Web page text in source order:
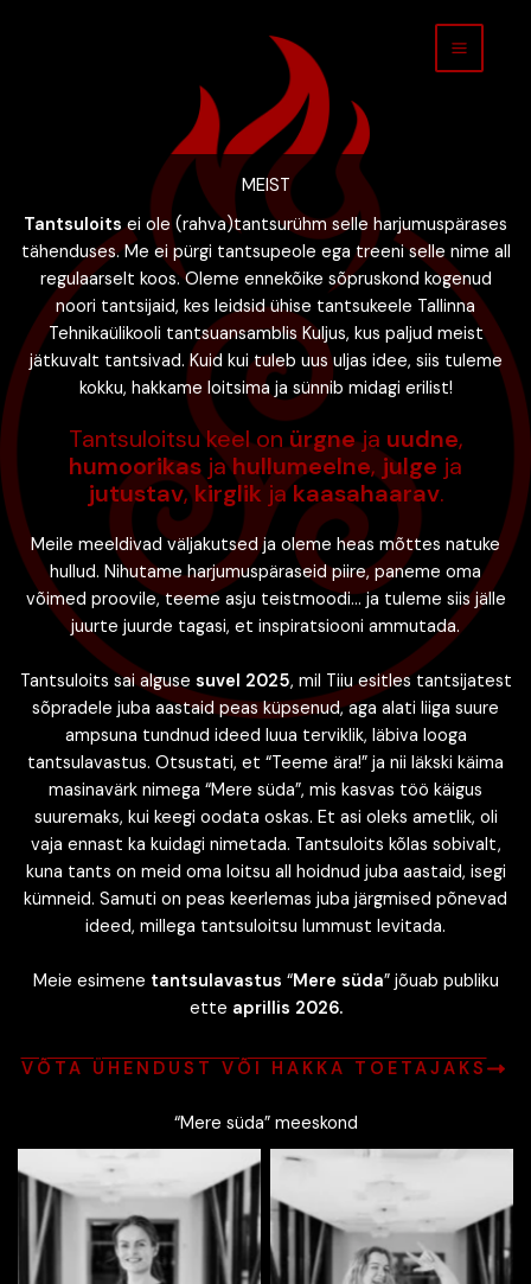
MEIST
Tantsuloitsei ole (rahva)tantsurühm selle harjumuspärases
tähenduses. Me ei pürgi tantsupeole ega treeni selle nime all
regulaarselt koos. Oleme ennekõike sõpruskond kogenud
noori tantsijaid, kes leidsid ühise tantsukeele Tallinna
Tehnikaülikooli tantsuansamblis Kuljus, kus paljud meist
jätkuvalt tantsivad. Kuid kui tuleb uus uljas idee, siis tuleme
kokku, hakkame loitsima ja sünnib midagi erilist!
Tantsuloitsu keel on ürgneja uudne,
humoorikas jahullumeelne, julge ja
jutustav,kirglikjakaasahaarav.
Meile meeldivad väljakutsed ja oleme heas mõttes natuke
hullud. Nihutame harjumuspäraseid piire, paneme oma
võimed proovile, teeme asju teistmoodi… ja tuleme siis jälle
juurte juurde tagasi, et inspiratsiooni ammutada.
Tantsuloits sai alguse suvel 2025, mil Tiiu esitles tantsijatest
sõpradele juba aastaid peas küpsenud, aga alati liiga suure
ampsuna tundnud ideed luua terviklik, läbiva looga
tantsulavastus. Otsustati, et “Teeme ära!” ja nii läkski käima
masinavärk nimega “Mere süda”, mis kasvas töö käigus
suuremaks, kui keegi oodata oskas. Et asi oleks ametlik, oli
vaja ennast ka kuidagi nimetada. Tantsuloits kõlas sobivalt,
kuna tants on meid oma loitsu all hoidnud juba aastaid, isegi
kümneid. Samuti on peas keerlemas juba järgmised põnevad
ideed, millega tantsuloitsu lummust levitada.
Meie esimene tantsulavastus “Mere süda” jõuab publiku
ette aprillis 2026.
VÕTA ÜHENDUST VÕI HAKKA TOETAJAKS
“Mere süda” meeskond